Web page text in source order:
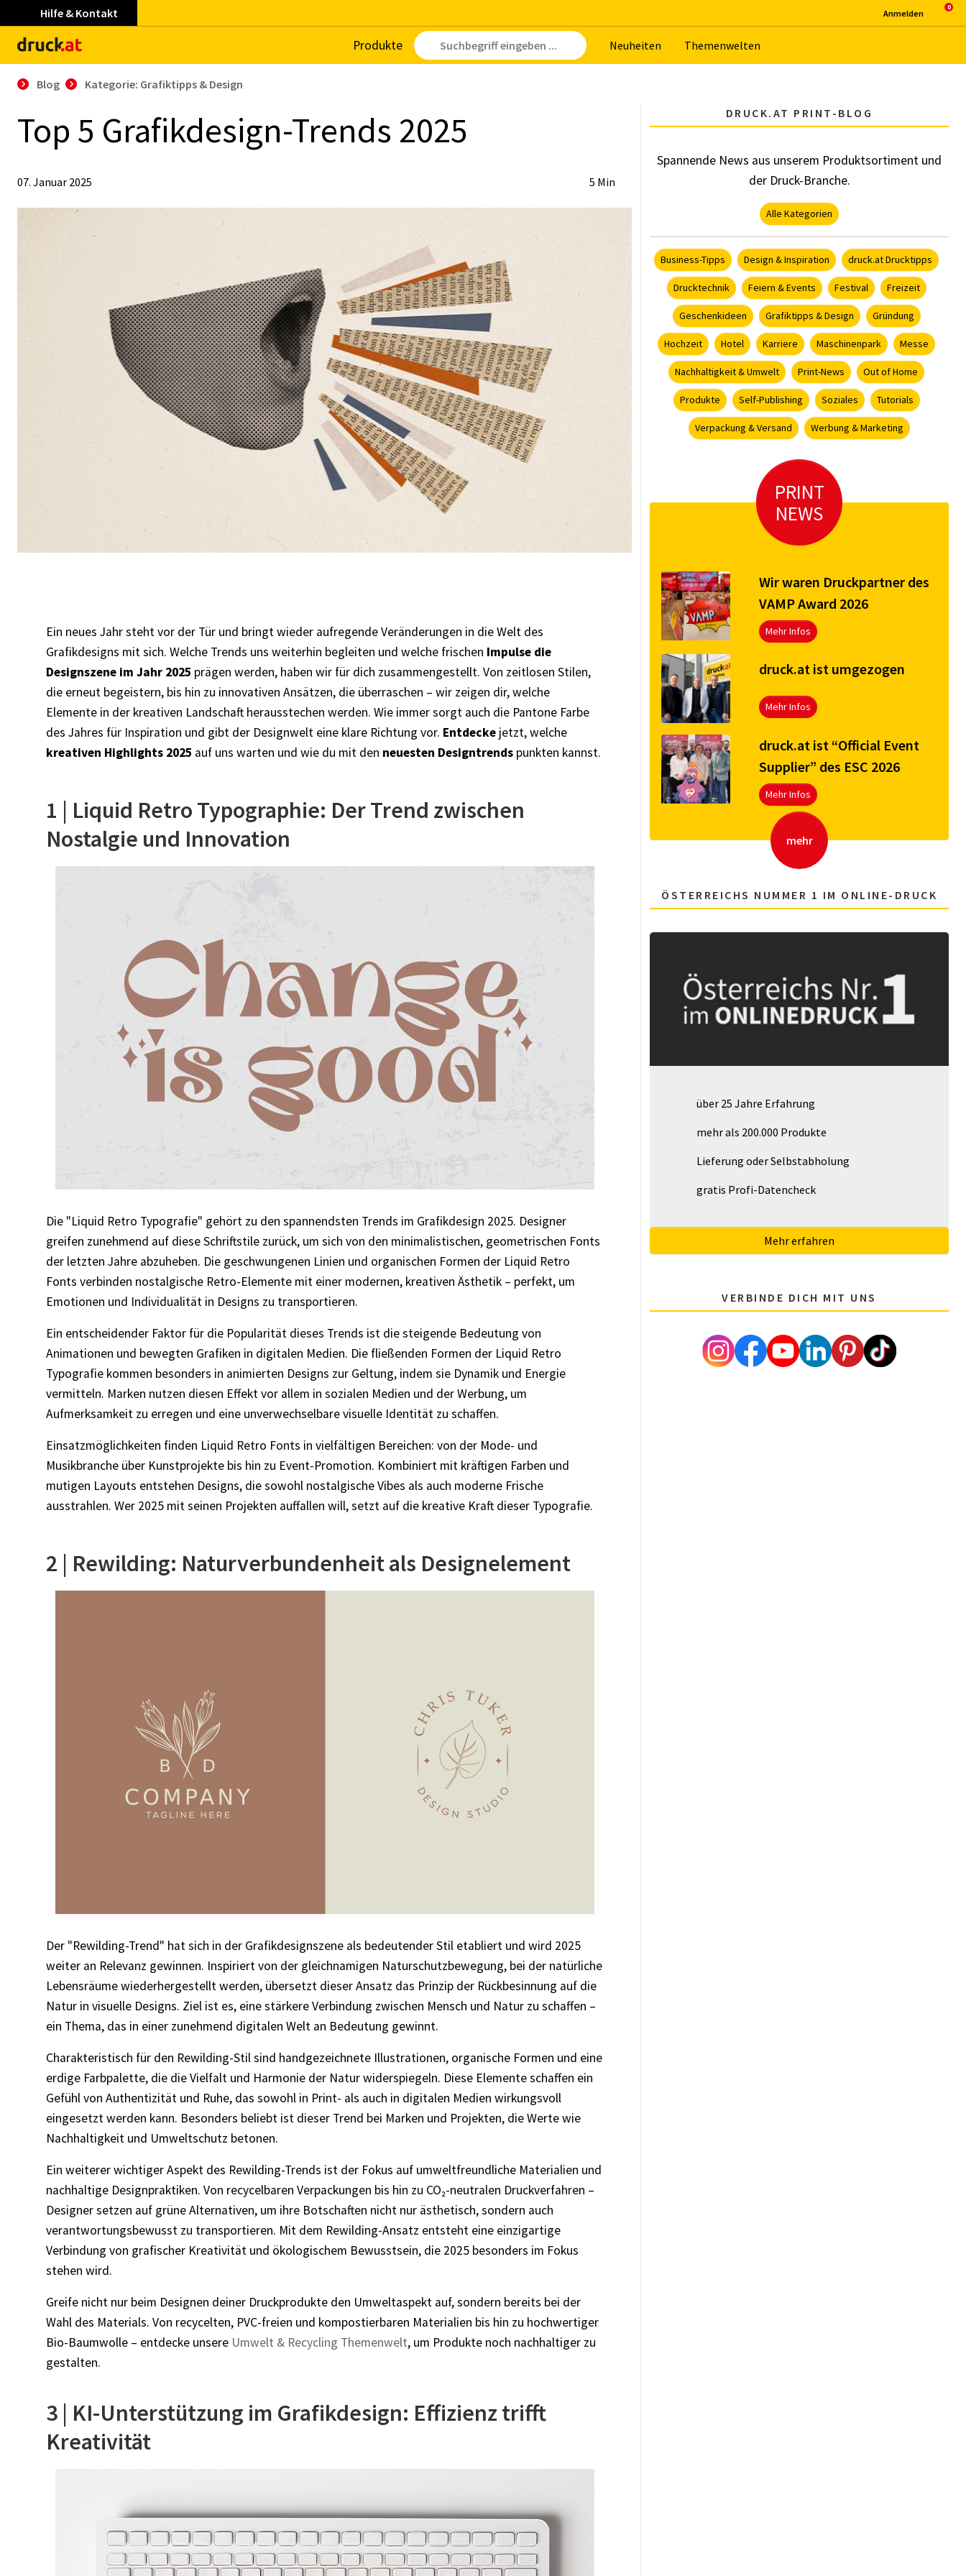
Hilfe & Kontakt
Pro­duk­te Neu­hei­ten The­men­wel­ten
An­mel­den
Blog Kategorie: Grafiktipps & Design
Top 5 Gra­fik­de­sign-Trends 2025
07. Januar 2025 5 Min
Ein neues Jahr steht vor der Tür und bringt wieder aufregende Veränderungen in die Welt des
Grafikdesigns mit sich. Welche Trends uns weiterhin begleiten und welche frischen Impulse die
Designszene im Jahr 2025 prägen werden, haben wir für dich zusammengestellt. Von zeitlosen Stilen,
die erneut begeistern, bis hin zu innovativen Ansätzen, die überraschen – wir zeigen dir, welche
Elemente in der kreativen Landschaft herausstechen werden. Wie immer sorgt auch die Pantone Farbe
des Jahres für Inspiration und gibt der Designwelt eine klare Richtung vor. Entdecke jetzt, welche
kreativen Highlights 2025 auf uns warten und wie du mit den neuesten Designtrends punkten kannst.
1 | Liquid Retro Typographie: Der Trend zwischen
Nostalgie und Innovation
Die "Liquid Retro Typografie" gehört zu den spannendsten Trends im Grafikdesign 2025. Designer
greifen zunehmend auf diese Schriftstile zurück, um sich von den minimalistischen, geometrischen Fonts
der letzten Jahre abzuheben. Die geschwungenen Linien und organischen Formen der Liquid Retro
Fonts verbinden nostalgische Retro-Elemente mit einer modernen, kreativen Ästhetik – perfekt, um
Emotionen und Individualität in Designs zu transportieren.
Ein entscheidender Faktor für die Popularität dieses Trends ist die steigende Bedeutung von
Animationen und bewegten Grafiken in digitalen Medien. Die fließenden Formen der Liquid Retro
Typografie kommen besonders in animierten Designs zur Geltung, indem sie Dynamik und Energie
vermitteln. Marken nutzen diesen Effekt vor allem in sozialen Medien und der Werbung, um
Aufmerksamkeit zu erregen und eine unverwechselbare visuelle Identität zu schaffen.
Einsatzmöglichkeiten finden Liquid Retro Fonts in vielfältigen Bereichen: von der Mode- und
Musikbranche über Kunstprojekte bis hin zu Event-Promotion. Kombiniert mit kräftigen Farben und
mutigen Layouts entstehen Designs, die sowohl nostalgische Vibes als auch moderne Frische
ausstrahlen. Wer 2025 mit seinen Projekten auffallen will, setzt auf die kreative Kraft dieser Typografie.
2 | Rewilding: Naturverbundenheit als Designelement
Der "Rewilding-Trend" hat sich in der Grafikdesignszene als bedeutender Stil etabliert und wird 2025
weiter an Relevanz gewinnen. Inspiriert von der gleichnamigen Naturschutzbewegung, bei der natürliche
Lebensräume wiederhergestellt werden, übersetzt dieser Ansatz das Prinzip der Rückbesinnung auf die
Natur in visuelle Designs. Ziel ist es, eine stärkere Verbindung zwischen Mensch und Natur zu schaffen –
ein Thema, das in einer zunehmend digitalen Welt an Bedeutung gewinnt.
Charakteristisch für den Rewilding-Stil sind handgezeichnete Illustrationen, organische Formen und eine
erdige Farbpalette, die die Vielfalt und Harmonie der Natur widerspiegeln. Diese Elemente schaffen ein
Gefühl von Authentizität und Ruhe, das sowohl in Print- als auch in digitalen Medien wirkungsvoll
eingesetzt werden kann. Besonders beliebt ist dieser Trend bei Marken und Projekten, die Werte wie
Nachhaltigkeit und Umweltschutz betonen.
Ein weiterer wichtiger Aspekt des Rewilding-Trends ist der Fokus auf umweltfreundliche Materialien und
nachhaltige Designpraktiken. Von recycelbaren Verpackungen bis hin zu CO₂-neutralen Druckverfahren –
Designer setzen auf grüne Alternativen, um ihre Botschaften nicht nur ästhetisch, sondern auch
verantwortungsbewusst zu transportieren. Mit dem Rewilding-Ansatz entsteht eine einzigartige
Verbindung von grafischer Kreativität und ökologischem Bewusstsein, die 2025 besonders im Fokus
stehen wird.
Greife nicht nur beim Designen deiner Druckprodukte den Umweltaspekt auf, sondern bereits bei der
Wahl des Materials. Von recycelten, PVC-freien und kompostierbaren Materialien bis hin zu hochwertiger
Bio-Baumwolle – entdecke unsere Umwelt & Recycling Themenwelt, um Produkte noch nachhaltiger zu
gestalten.
3 | KI-Unterstützung im Grafikdesign: Effizienz trifft
Kreativität
DRUCK.AT PRINT-BLOG
Spannende News aus unserem Produktsortiment und
der Druck-Branche.
Alle Kategorien
Business-Tipps Design & Inspiration druck.at Drucktipps
Drucktechnik Feiern & Events Festival Freizeit
Geschenkideen Grafiktipps & Design Gründung
Hochzeit Hotel Karriere Maschinenpark Messe
Nachhaltigkeit & Umwelt Print-News Out of Home
Produkte Self-Publishing Soziales Tutorials
Verpackung & Versand Werbung & Marketing
PRINT
NEWS
Wir waren Druckpartner des
VAMP Award 2026
Mehr Infos
druck.at ist umgezogen
Mehr Infos
druck.at ist “Official Event
Supplier” des ESC 2026
Mehr Infos
mehr
ÖSTERREICHS NUMMER 1 IM ONLINE-DRUCK
über 25 Jahre Erfahrung
mehr als 200.000 Produkte
Lieferung oder Selbstabholung
gratis Profi-Datencheck
Mehr erfahren
VERBINDE DICH MIT UNS